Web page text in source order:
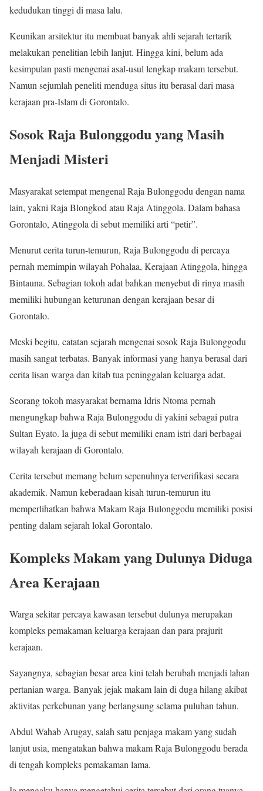
kedudukan tinggi di masa lalu.
Keunikan arsitektur itu membuat banyak ahli sejarah tertarik
melakukan penelitian lebih lanjut. Hingga kini, belum ada
kesimpulan pasti mengenai asal-usul lengkap makam tersebut.
Namun sejumlah peneliti menduga situs itu berasal dari masa
kerajaan pra-Islam di Gorontalo.
Sosok Raja Bulonggodu yang Masih
Menjadi Misteri
Masyarakat setempat mengenal Raja Bulonggodu dengan nama
lain, yakni Raja Blongkod atau Raja Atinggola. Dalam bahasa
Gorontalo, Atinggola di sebut memiliki arti “petir”.
Menurut cerita turun-temurun, Raja Bulonggodu di percaya
pernah memimpin wilayah Pohalaa, Kerajaan Atinggola, hingga
Bintauna. Sebagian tokoh adat bahkan menyebut di rinya masih
memiliki hubungan keturunan dengan kerajaan besar di
Gorontalo.
Meski begitu, catatan sejarah mengenai sosok Raja Bulonggodu
masih sangat terbatas. Banyak informasi yang hanya berasal dari
cerita lisan warga dan kitab tua peninggalan keluarga adat.
Seorang tokoh masyarakat bernama Idris Ntoma pernah
mengungkap bahwa Raja Bulonggodu di yakini sebagai putra
Sultan Eyato. Ia juga di sebut memiliki enam istri dari berbagai
wilayah kerajaan di Gorontalo.
Cerita tersebut memang belum sepenuhnya terverifikasi secara
akademik. Namun keberadaan kisah turun-temurun itu
memperlihatkan bahwa Makam Raja Bulonggodu memiliki posisi
penting dalam sejarah lokal Gorontalo.
Kompleks Makam yang Dulunya Diduga
Area Kerajaan
Warga sekitar percaya kawasan tersebut dulunya merupakan
kompleks pemakaman keluarga kerajaan dan para prajurit
kerajaan.
Sayangnya, sebagian besar area kini telah berubah menjadi lahan
pertanian warga. Banyak jejak makam lain di duga hilang akibat
aktivitas perkebunan yang berlangsung selama puluhan tahun.
Abdul Wahab Arugay, salah satu penjaga makam yang sudah
lanjut usia, mengatakan bahwa makam Raja Bulonggodu berada
di tengah kompleks pemakaman lama.